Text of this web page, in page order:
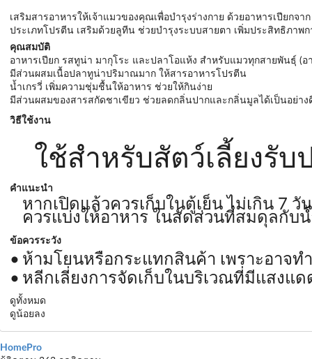
เสริมสารอาหารให้เจ้าแมวของคุณเพื่อบำรุงร่างกาย ด้วยอาหารเปียก
ประเภทโปรตีน เสริมด้วยลูทีน ช่วยบำรุงระบบสายตา เพิ่มประสิทธิภา
คุณสมบัติ
อาหารเปียก รสทูน่า มากุโระ และปลาโอแห้ง สำหรับแมวทุกสายพันธุ์ (อ
มีส่วนผสมเนื้อปลาทูน่าปริมาณมาก ให้สารอาหารโปรตีน
น้ำเกรวี่ เพิ่มความชุ่มชื้นให้อาหาร ช่วยให้กินง่าย
มีส่วนผสมของสารสกัดชาเขียว ช่วยลดกลิ่นปากและกลิ่นมูลได้เป็นอย่าง
วิธีใช้งาน
ใช้สำหรับสัตว์เลี้ยงรับ
คำแนะนำ
หากเปิดแล้วควรเก็บในตู้เย็น ไม่เกิน 7 วัน
ควรแบ่งให้อาหาร ในสัดส่วนที่สมดุลกับ
ข้อควรระวัง
ห้ามโยนหรือกระแทกสินค้า เพราะอาจท
หลีกเลี่ยงการจัดเก็บในบริเวณที่มีแสงแ
ดูทั้งหมด
ดูน้อยลง
HomePro